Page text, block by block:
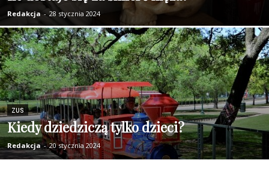
Redakcja - 28 stycznia 2024
ZUS
Kiedy dziedziczą tylko dzieci?
Redakcja - 20 stycznia 2024